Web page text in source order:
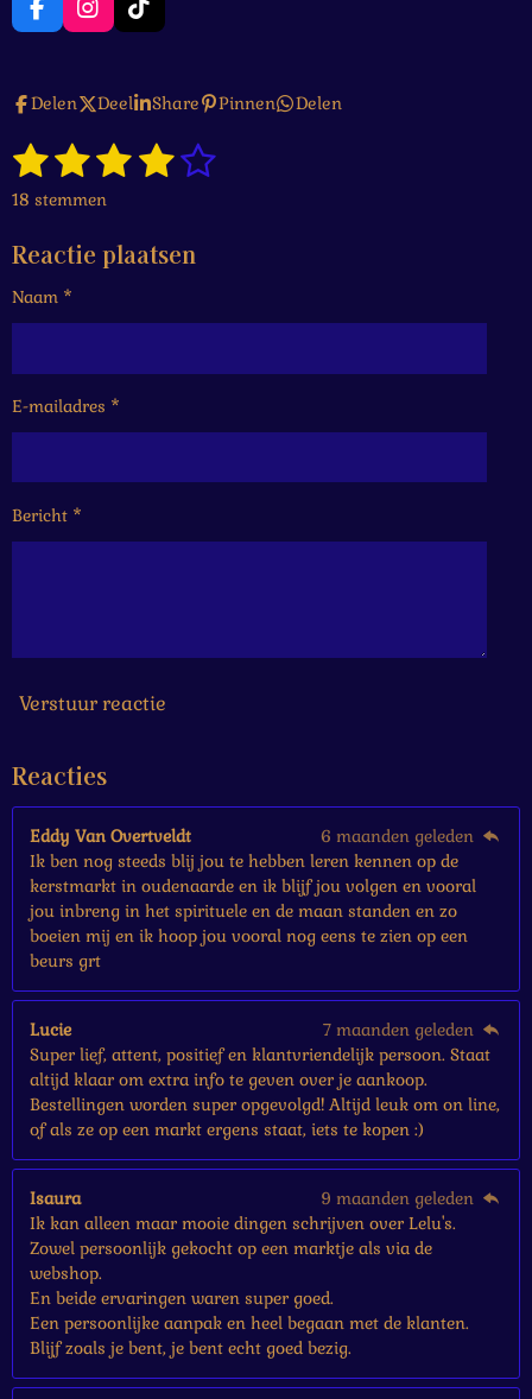
F
a
b
o
k
I
n
a
r
m
T
i
o
Delen Deel Share Pinnen Delen
R
a
t
n
:
4
1
6
6
6
6
r
r
1
s
t
e
r
2
s
e
r
e
n
3
s
e
r
e
n
4
e
r
e
n
5
e
r
e
n
S
18 stemmen
Reactie plaatsen
Naam *
E-mailadres *
Bericht *
Verstuur reactie
Reacties
Eddy Van Overtveldt
6 maanden geleden
Ik ben nog steeds blij jou te hebben leren kennen op de
kerstmarkt in oudenaarde en ik blijf jou volgen en vooral
jou inbreng in het spirituele en de maan standen en zo
boeien mij en ik hoop jou vooral nog eens te zien op een
beurs grt
Lucie
7 maanden geleden
Super lief, attent, positief en klantvriendelijk persoon. Staat
altijd klaar om extra info te geven over je aankoop.
Bestellingen worden super opgevolgd! Altijd leuk om on line,
of als ze op een markt ergens staat, iets te kopen :)
Isaura
9 maanden geleden
Ik kan alleen maar mooie dingen schrijven over Lelu's.
Zowel persoonlijk gekocht op een marktje als via de
webshop.
En beide ervaringen waren super goed.
Een persoonlijke aanpak en heel begaan met de klanten.
Blijf zoals je bent, je bent echt goed bezig.